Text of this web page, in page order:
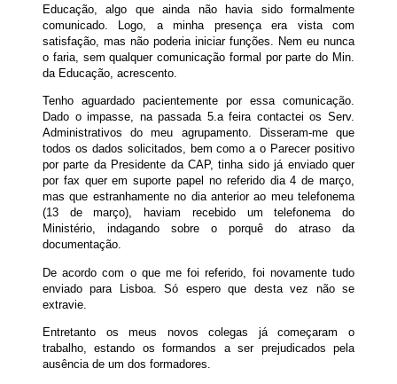
Educação, algo que ainda não havia sido formalmente
comunicado. Logo, a minha presença era vista com
satisfação, mas não poderia iniciar funções. Nem eu nunca
o faria, sem qualquer comunicação formal por parte do Min.
da Educação, acrescento.
Tenho aguardado pacientemente por essa comunicação.
Dado o impasse, na passada 5.a feira contactei os Serv.
Administrativos do meu agrupamento. Disseram-me que
todos os dados solicitados, bem como a o Parecer positivo
por parte da Presidente da CAP, tinha sido já enviado quer
por fax quer em suporte papel no referido dia 4 de março,
mas que estranhamente no dia anterior ao meu telefonema
(13 de março), haviam recebido um telefonema do
Ministério, indagando sobre o porquê do atraso da
documentação.
De acordo com o que me foi referido, foi novamente tudo
enviado para Lisboa. Só espero que desta vez não se
extravie.
Entretanto os meus novos colegas já começaram o
trabalho, estando os formandos a ser prejudicados pela
ausência de um dos formadores.